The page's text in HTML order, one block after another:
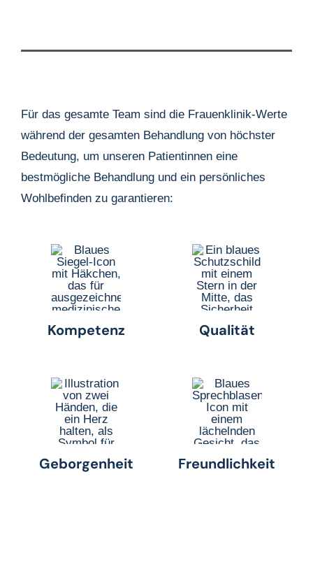
Für das gesamte Team sind die Frauenklinik-Werte
während der gesamten Behandlung von höchster
Bedeutung, um unseren Patientinnen eine
bestmögliche Behandlung und ein persönliches
Wohlbefinden zu garantieren:
Kompetenz Qualität
Geborgenheit Freundlichkeit